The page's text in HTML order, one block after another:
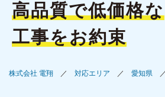
高品質で低価格な
工事をお約束
株式会社 電翔 対応エリア 愛知県